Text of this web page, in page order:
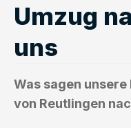
Umzug
uns
Was sagen
von Reutlingen